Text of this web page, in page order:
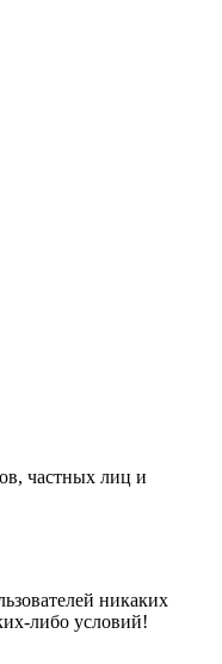
частных лиц и
никаких
либо условий!